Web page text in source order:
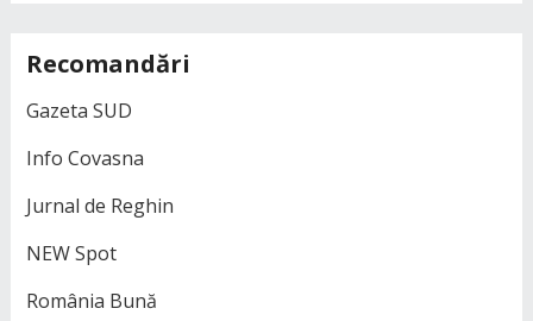
Recomandări
Gazeta SUD
Info Covasna
Jurnal de Reghin
NEW Spot
România Bună